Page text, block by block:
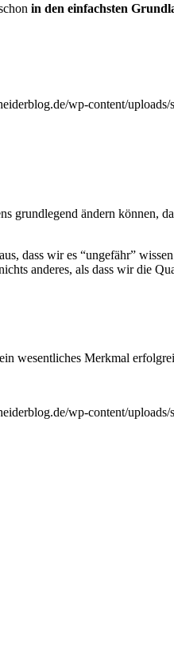
in den einfachsten
wp-content/
grundlegend ändern können,
dass wir es “ungefähr”
anderes, als dass wir die
wesentliches Merkmal
wp-content/